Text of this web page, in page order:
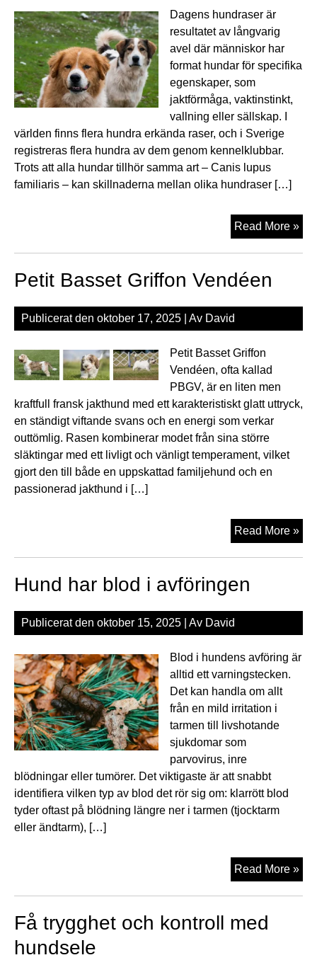
Dagens hundraser är
resultatet av långvarig
avel där människor har
format hundar för specifika
egenskaper, som
jaktförmåga, vaktinstinkt,
vallning eller sällskap. I
världen finns flera hundra erkända raser, och i Sverige
registreras flera hundra av dem genom kennelklubbar.
Trots att alla hundar tillhör samma art – Canis lupus
familiaris – kan skillnaderna mellan olika hundraser […]
Read More »
Petit Basset Griffon Vendéen
Publicerat den oktober 17, 2025 | Av David
Petit Basset Griffon
Vendéen, ofta kallad
PBGV, är en liten men
kraftfull fransk jakthund med ett karakteristiskt glatt uttryck,
en ständigt viftande svans och en energi som verkar
outtömlig. Rasen kombinerar modet från sina större
släktingar med ett livligt och vänligt temperament, vilket
gjort den till både en uppskattad familjehund och en
passionerad jakthund i […]
Read More »
Hund har blod i avföringen
Publicerat den oktober 15, 2025 | Av David
Blod i hundens avföring är
alltid ett varningstecken.
Det kan handla om allt
från en mild irritation i
tarmen till livshotande
sjukdomar som
parvovirus, inre
blödningar eller tumörer. Det viktigaste är att snabbt
identifiera vilken typ av blod det rör sig om: klarrött blod
tyder oftast på blödning längre ner i tarmen (tjocktarm
eller ändtarm), […]
Read More »
har
Få trygghet och kontroll med
hundsele